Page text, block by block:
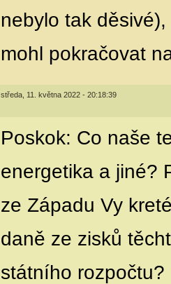
nebylo tak
mohl pokračovat
středa, 11. května 2022 - 20:18:39
Poskok: Co naše
energetika a jiné?
ze Západu Vy
daně ze zisků
státního